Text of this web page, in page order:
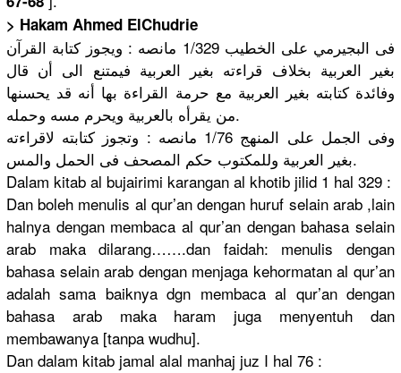
> Hakam Ahmed ElChudrie
فى البجيرمي على الخطيب 1/329 مانصه : ويجوز كتابة القرآن
بغير العربية بخلاف قراءته بغير العربية فيمتنع الى أن قال
وفائدة كتابته بغير العربية مع حرمة القراءة بها أنه قد يحسنها
من يقرأه بالعربية ويحرم مسه وحمله.
وفى الجمل على المنهج 1/76 مانصه : وتجوز كتابته لاقراءته
بغير العربية وللمكتوب حكم المصحف فى الحمل والمس.
Dalam kitab al bujairimi karangan al khotib jilid 1 hal 329 :
Dan boleh menulis al qur’an dengan huruf selain arab ,lain
halnya dengan membaca al qur’an dengan bahasa selain
arab maka dilarang…….dan faidah: menulis dengan
bahasa selain arab dengan menjaga kehormatan al qur’an
adalah sama baiknya dgn membaca al qur’an dengan
bahasa arab maka haram juga menyentuh dan
membawanya [tanpa wudhu].
Dan dalam kitab jamal alal manhaj juz I hal 76 :